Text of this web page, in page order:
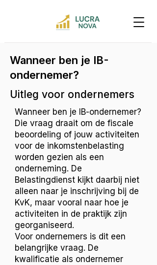
Wanneer ben je IB-
ondernemer?
Uitleg voor ondernemers
Wanneer ben je IB-ondernemer?
Die vraag draait om de fiscale
beoordeling of jouw activiteiten
voor de inkomstenbelasting
worden gezien als een
onderneming. De
Belastingdienst kijkt daarbij niet
alleen naar je inschrijving bij de
KvK, maar vooral naar hoe je
activiteiten in de praktijk zijn
georganiseerd.
Voor ondernemers is dit een
belangrijke vraag. De
kwalificatie als ondernemer